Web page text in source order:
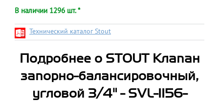
В наличии 1296 шт. *
Технический каталог Stout
Подробнее о STOUT Клапан
запорно-балансировочный,
угловой 3/4" - SVL-1156-